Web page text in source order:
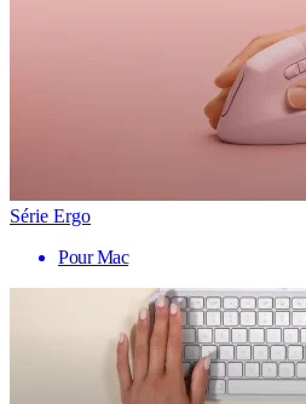
Série Ergo
Pour Mac